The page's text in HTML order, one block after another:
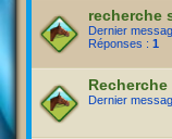
recherche
Dernier
Réponses : 1
Dernier